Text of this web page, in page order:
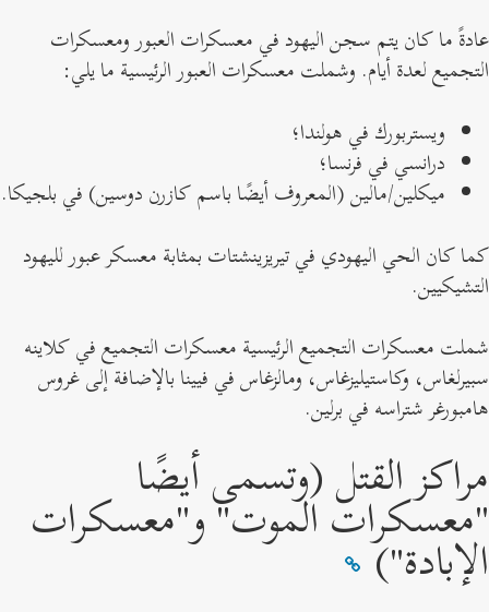
ما كان يتم سجن اليهود في معسكرات العبور ومعسكرات
لعدة أيام. وشملت معسكرات العبور الرئيسية ما يلي:
ويستربورك في هولندا؛
درانسي في فرنسا؛
ميكلين/مالين (المعروف أيضًا باسم كازرن دوسين) في بلجيكا.
كان الحي اليهودي في تيريزينشتات بمثابة معسكر عبور لليهود
معسكرات التجميع الرئيسية معسكرات التجميع في كلاينه
وكاستيليزغاس، ومالزغاس في فيينا بالإضافة إلى غروس
شتراسه في برلين.
القتل (وتسمى أيضًا
الموت" و"معسكرات